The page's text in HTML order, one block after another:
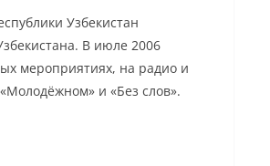
Узбекистан
В июле 2006
мероприятиях, на радио и
и «Без слов».